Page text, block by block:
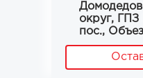
округ, ГПЗ
пос.,